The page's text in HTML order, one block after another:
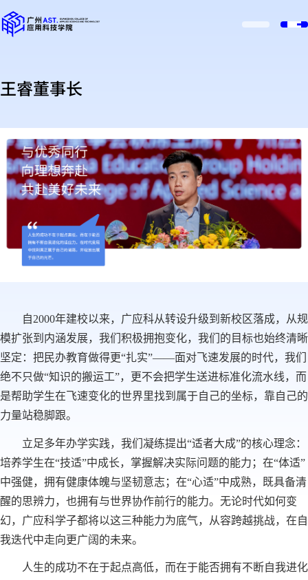
王睿董事长
自2000年建校以来，广应科从转设升级到新校区落成，从规
模扩张到内涵发展，我们积极拥抱变化，我们的目标也始终清晰
坚定：把民办教育做得更“扎实”——面对飞速发展的时代，我们
绝不只做“知识的搬运工”，更不会把学生送进标准化流水线，而
是帮助学生在飞速变化的世界里找到属于自己的坐标，靠自己的
力量站稳脚跟。
立足多年办学实践，我们凝练提出“适者大成”的核心理念：
培养学生在“技适”中成长，掌握解决实际问题的能力；在“体适”
中强健，拥有健康体魄与坚韧意志；在“心适”中成熟，既具备清
醒的思辨力，也拥有与世界协作前行的能力。无论时代如何变
幻，广应科学子都将以这三种能力为底气，从容跨越挑战，在自
我迭代中走向更广阔的未来。
人生的成功不在于起点高低，而在于能否拥有不断自我进化